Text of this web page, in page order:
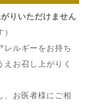
りいただけません
レルギーをお持ち
お召し上がりく
、お医者様にご相